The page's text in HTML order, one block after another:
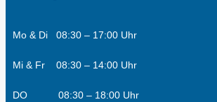
Mo & Di 08:30 – 17:00 Uhr
Mi & Fr 08:30 – 14:00 Uhr
DO 08:30 – 18:00 Uhr